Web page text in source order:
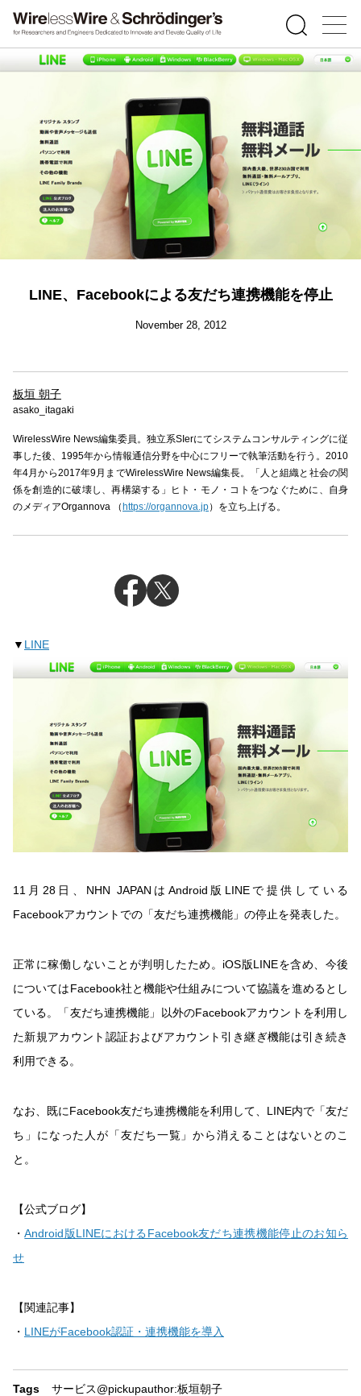
LINE、Facebookによる友だち連携機能を停止
November 28, 2012
板垣 朝子
asako_itagaki
WirelessWire News編集委員。独立系SIerにてシステムコンサルティングに従
事した後、1995年から情報通信分野を中心にフリーで執筆活動を行う。2010
年4月から2017年9月までWirelessWire News編集長。「人と組織と社会の関
係を創造的に破壊し、再構築する」ヒト・モノ・コトをつなぐために、自身
のメディアOrgannova （ https://organnova.jp）を立ち上げる。
▼ LINE
11月28日、NHN JAPANはAndroid版LINEで提供している
Facebookアカウントでの「友だち連携機能」の停止を発表した。
正常に稼働しないことが判明したため。iOS版LINEを含め、今後
についてはFacebook社と機能や仕組みについて協議を進めるとし
ている。「友だち連携機能」以外のFacebookアカウントを利用し
た新規アカウント認証およびアカウント引き継ぎ機能は引き続き
利用できる。
なお、既にFacebook友だち連携機能を利用して、LINE内で「友だ
ち」になった人が「友だち一覧」から消えることはないとのこ
と。
【公式ブログ】
・Android版LINEにおけるFacebook友だち連携機能停止のお知ら
せ
【関連記事】
・ LINEがFacebook認証・連携機能を導入
Tags サービス@pickupauthor:板垣朝子